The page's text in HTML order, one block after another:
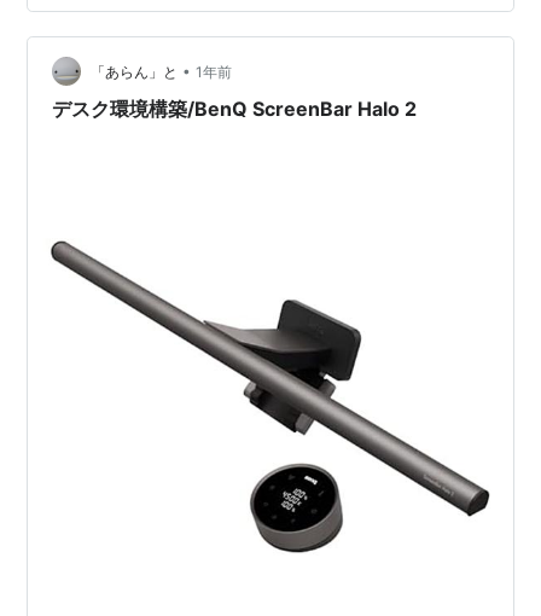
質の視認性を求めるプロフェッショナル層。 BenQ
ScreenBar Pro モニターライト/輝度．色…
「あらん」と • 1年前
デスク環境構築/BenQ ScreenBar Halo 2